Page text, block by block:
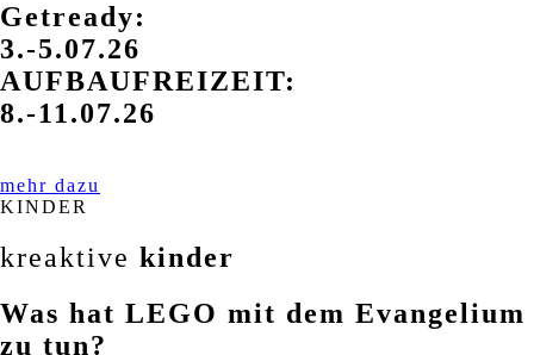
Getready:
3.-5.07.26
AUFBAUFREIZEIT:
8.-11.07.26
mehr dazu
KINDER
kreaktive kinder
Was hat LEGO mit dem Evangelium
zu tun?